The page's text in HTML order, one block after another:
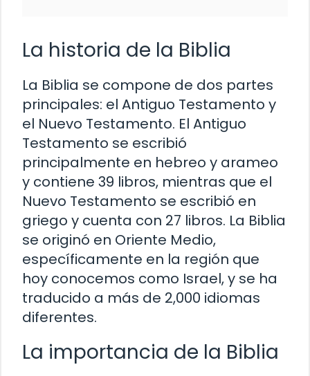
La historia de la Biblia
La Biblia se compone de dos partes
principales: el Antiguo Testamento y
el Nuevo Testamento. El Antiguo
Testamento se escribió
principalmente en hebreo y arameo
y contiene 39 libros, mientras que el
Nuevo Testamento se escribió en
griego y cuenta con 27 libros. La Biblia
se originó en Oriente Medio,
específicamente en la región que
hoy conocemos como Israel, y se ha
traducido a más de 2,000 idiomas
diferentes.
La importancia de la Biblia